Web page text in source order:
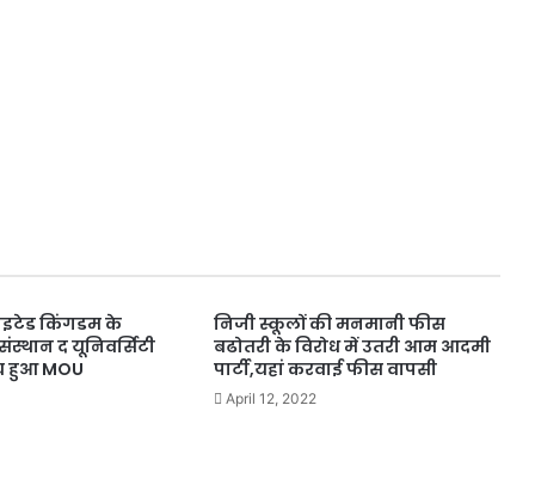
किंगडम के
संस्थान द यूनिवर्सिटी
हुआ MOU
निजी स्कूलों की मनमानी फीस
बढोतरी के विरोध में उतरी आम आदमी
पार्टी,यहां करवाई फीस वापसी
April 12, 2022